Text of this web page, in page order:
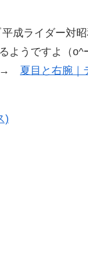
成ライダー対
ようですよ（o^
→ 夏目と右腕｜
)